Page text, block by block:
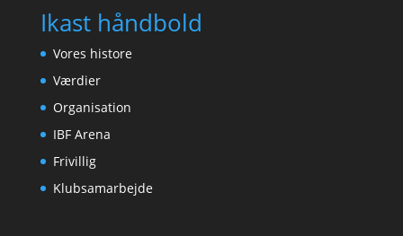
Ikast håndbold
Vores histore
Værdier
Organisation
IBF Arena
Frivillig
Klubsamarbejde